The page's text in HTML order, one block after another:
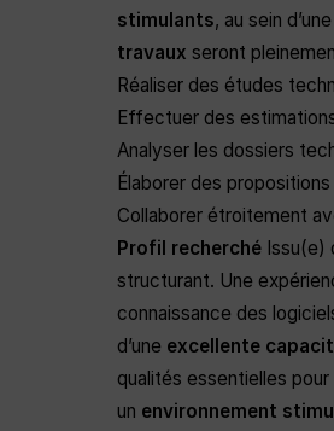
stimulants, au sein d’une
travaux seront
Réaliser des études
Effectuer des
Analyser les dossiers
Élaborer des
Collaborer étroitement
Profil recherché Issu(e)
structurant. Une
connaissance des
d’une excellente
qualités essentielles
un environnement